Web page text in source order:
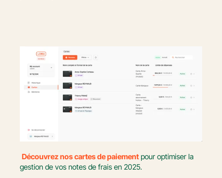
Découvrez nos cartes de paiement pour optimiser la
gestion de vos notes de frais en 2025.